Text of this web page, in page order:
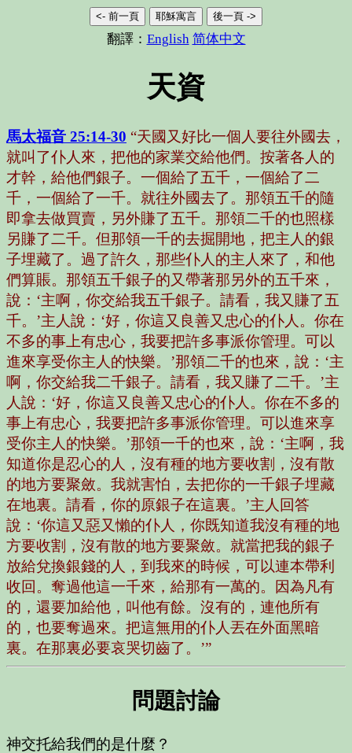
<- 前一頁 耶穌寓言 後一頁 ->
翻譯： English 简体中文
天資
馬太福音 25:14-30 “天國又好比一個人要往外國去，
就叫了仆人來，把他的家業交給他們。按著各人的
才幹，給他們銀子。一個給了五千，一個給了二
千，一個給了一千。就往外國去了。那領五千的隨
即拿去做買賣，另外賺了五千。那領二千的也照樣
另賺了二千。但那領一千的去掘開地，把主人的銀
子埋藏了。過了許久，那些仆人的主人來了，和他
們算賬。那領五千銀子的又帶著那另外的五千來，
說：‘主啊，你交給我五千銀子。請看，我又賺了五
千。’主人說：‘好，你這又良善又忠心的仆人。你在
不多的事上有忠心，我要把許多事派你管理。可以
進來享受你主人的快樂。’那領二千的也來，說：‘主
啊，你交給我二千銀子。請看，我又賺了二千。’主
人說：‘好，你這又良善又忠心的仆人。你在不多的
事上有忠心，我要把許多事派你管理。可以進來享
受你主人的快樂。’那領一千的也來，說：‘主啊，我
知道你是忍心的人，沒有種的地方要收割，沒有散
的地方要聚斂。我就害怕，去把你的一千銀子埋藏
在地裏。請看，你的原銀子在這裏。’主人回答
說：‘你這又惡又懶的仆人，你既知道我沒有種的地
方要收割，沒有散的地方要聚斂。就當把我的銀子
放給兌換銀錢的人，到我來的時候，可以連本帶利
收回。奪過他這一千來，給那有一萬的。因為凡有
的，還要加給他，叫他有餘。沒有的，連他所有
的，也要奪過來。把這無用的仆人丟在外面黑暗
裏。在那裏必要哀哭切齒了。’”
問題討論
神交托給我們的是什麼？